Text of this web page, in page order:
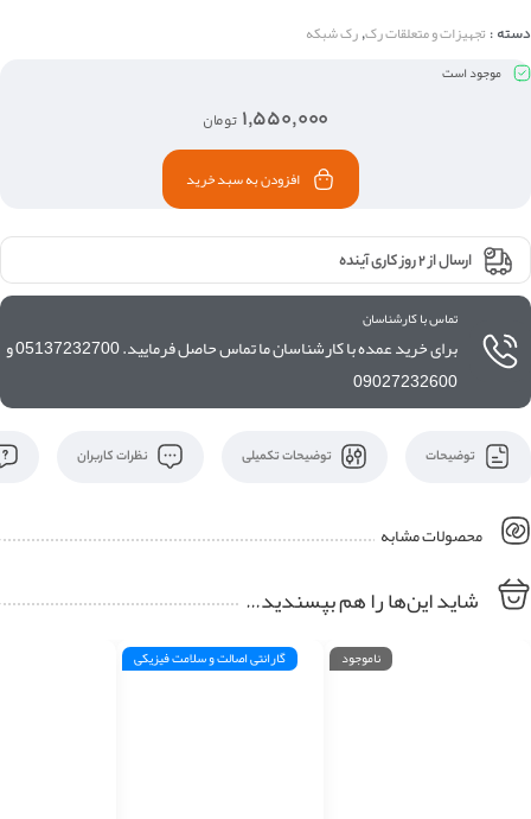
دسته : تجهیزات و متعلقات رک, رک شبکه
موجود است
۱,۵۵۰,۰۰۰ تومان
افزودن به سبد خرید
ارسال از 2 روز کاری آینده
تماس با کارشناسان
برای خرید عمده با کارشناسان ما تماس حاصل فرمایید. 05137232700 و
09027232600
توضیحات توضیحات تکمیلی نظرات کاربران
محصولات مشابه
شاید این‌ها را هم بپسندید…
ناموجود گارانتی اصالت و سلامت فیزیکی